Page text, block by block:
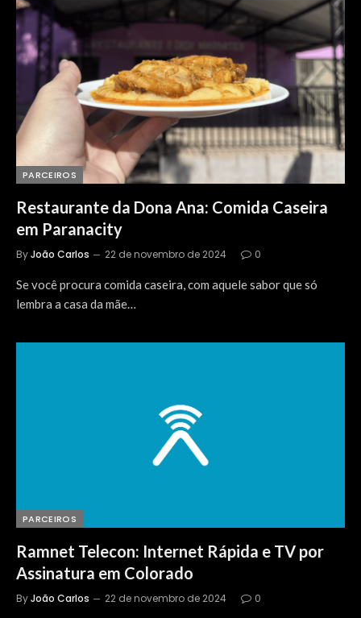
PARCEIROS
Restaurante da Dona Ana: Comida Caseira
em Paranacity
ByJoão Carlos 22 de novembro de 2024 0
Se você procura comida caseira, com aquele sabor que só
lembra a casa da mãe…
PARCEIROS
Ramnet Telecon: Internet Rápida e TV por
Assinatura em Colorado
ByJoão Carlos 22 de novembro de 2024 0